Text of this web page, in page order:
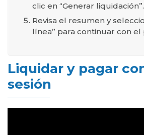
clic en “Generar liquidación”.
Revisa el resumen y
línea” para continuar con el
Liquidar y pagar
sesión